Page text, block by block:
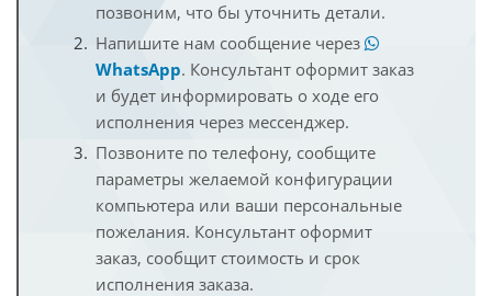
позвоним, что бы уточнить детали.
Напишите нам сообщение через
WhatsApp. Консультант оформит заказ
и будет информировать о ходе его
исполнения через мессенджер.
Позвоните по телефону, сообщите
параметры желаемой конфигурации
компьютера или ваши персональные
пожелания. Консультант оформит
заказ, сообщит стоимость и срок
исполнения заказа.